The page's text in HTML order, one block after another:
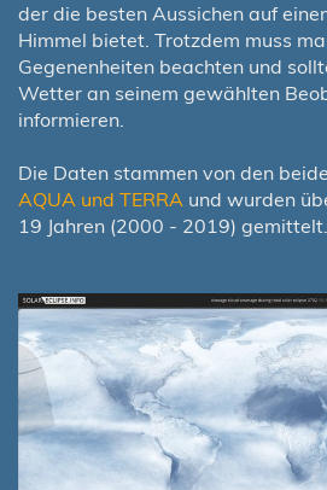
der die besten Aussichen auf
Himmel bietet. Trotzdem muss
Gegenenheiten beachten und
Wetter an seinem gewählten
informieren.
Die Daten stammen von den
AQUA und TERRA und wurden
19 Jahren (2000 - 2019) gemittelt.